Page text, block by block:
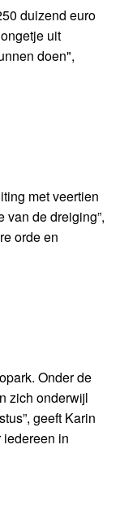
duizend euro
uit
doen",
met veertien
de dreiging”,
orde en
Onder de
zich onderwijl
geeft Karin
in